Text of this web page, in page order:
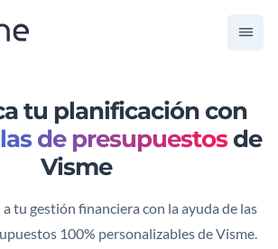
tu planificación con
de presupuestosde
Visme
tu gestión financiera con la ayuda de las
100% personalizables de Visme.